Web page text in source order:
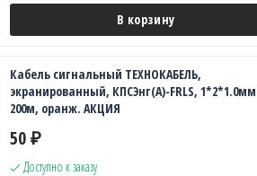
В корзину
Кабель сигнальный ТЕХНОКАБЕЛЬ,
экранированный, КПСЭнг(А)-FRLS,
200м, оранж. АКЦИЯ
50 ₽
Доступно к заказу